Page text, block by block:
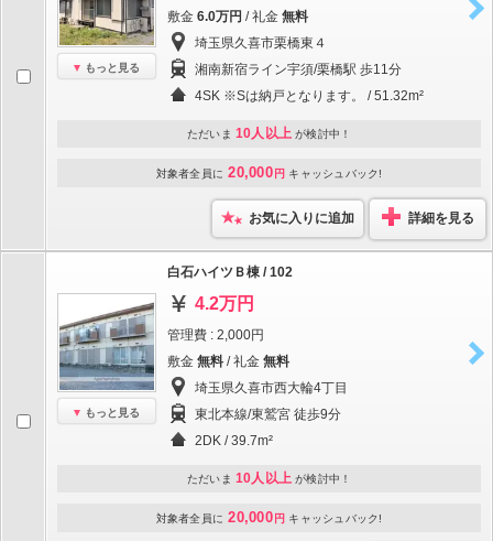
もっと見る
敷金 6.0万円 / 礼金 無料
埼玉県久喜市栗橋東４
湘南新宿ライン宇須/栗橋駅 歩11分
4SK ※Sは納戸となります。 / 51.32m²
ただいま 10人以上 が検討中！
対象者全員に 20,000 円 キャッシュバック!
お気に入りに追加 詳細を見る
もっと見る
白石ハイツＢ棟 / 102
4.2万円
管理費 : 2,000円
敷金 無料 / 礼金 無料
埼玉県久喜市西大輪4丁目
東北本線/東鷲宮 徒歩9分
2DK / 39.7m²
ただいま 10人以上 が検討中！
対象者全員に 20,000 円 キャッシュバック!